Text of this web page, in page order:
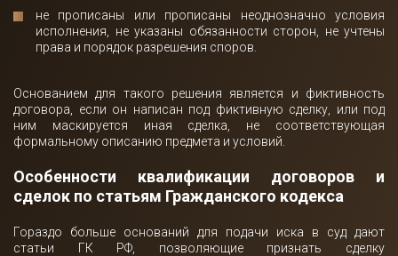
не прописаны или прописаны неоднозначно условия
исполнения, не указаны обязанности сторон, не учтены
права и порядок разрешения споров.
Основанием для такого решения является и фиктивность
договора, если он написан под фиктивную сделку, или под
ним маскируется иная сделка, не соответствующая
формальному описанию предмета и условий.
Особенности квалификации договоров и
сделок по статьям Гражданского кодекса
Гораздо больше оснований для подачи иска в суд дают
статьи ГК РФ, позволяющие признать сделку